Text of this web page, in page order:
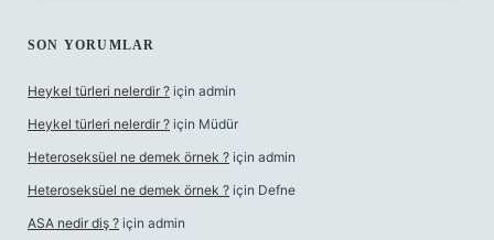
SON YORUMLAR
Heykel türleri nelerdir ? için admin
Heykel türleri nelerdir ? için Müdür
Heteroseksüel ne demek örnek ? için admin
Heteroseksüel ne demek örnek ? için Defne
ASA nedir diş ? için admin